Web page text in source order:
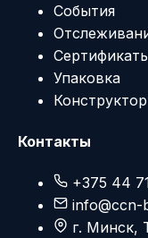
События
Упаковка
Конструктор
Контакты
+375 44
info@ccn-
г. Минск,